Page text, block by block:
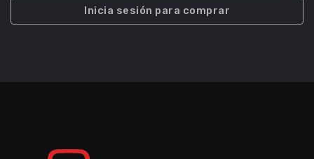
Inicia sesión para comprar